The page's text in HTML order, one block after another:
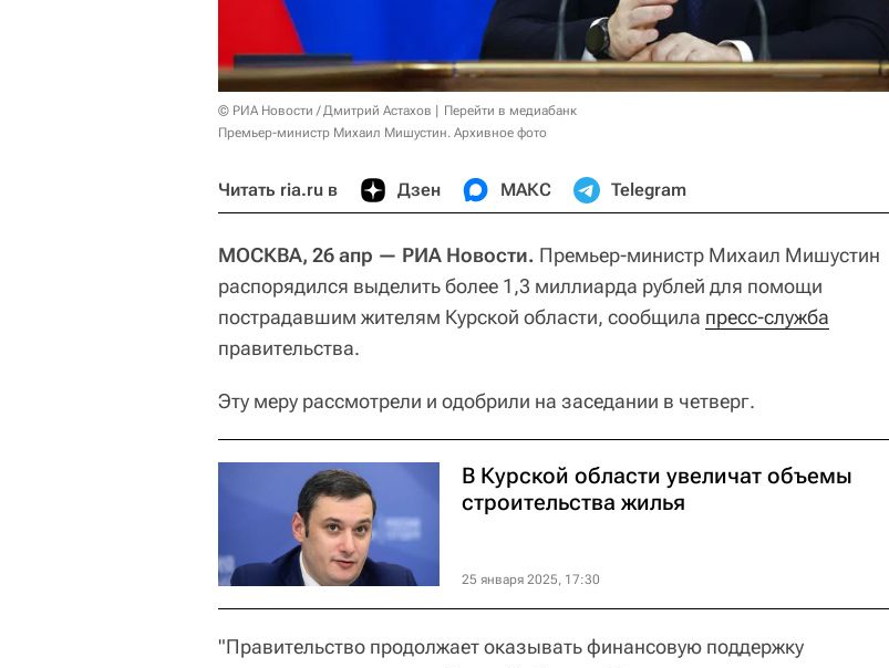
© РИА Новости / Дмитрий Астахов
Перейти в медиабанк
Премьер-министр Михаил Мишустин. Архивное фото
Читать ria.ru в Дзен МАКС Telegram
МОСКВА, 26 апр — РИА Новости. Премьер-министр Михаил Мишустин
распорядился выделить более 1,3 миллиарда рублей для помощи
пострадавшим жителям Курской области, сообщила пресс-служба
правительства.
Эту меру рассмотрели и одобрили на заседании в четверг.
В Курской области увеличат объемы
строительства жилья
25 января 2025, 17:30
"Правительство продолжает оказывать финансовую поддержку